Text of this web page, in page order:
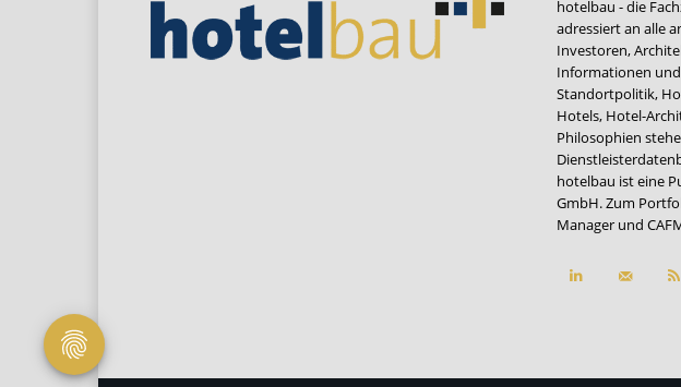
hotelbau - die
adressiert an alle
Investoren,
Informationen
Standortpolitik,
Hotels, Hotel-
Philosophien
hotelbau ist eine
GmbH. Zum
Manager und